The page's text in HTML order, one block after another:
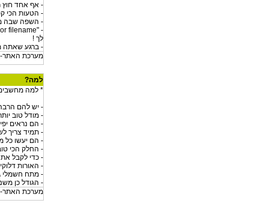
- אף אחד חוץ
- הטעות הכי
- השפה שבה
לך !
- ברגע שאתה
מערכת
למה?
* למה מחשבים
- יש להם
- מודל טוב
- הם נראים
- תמיד צריך
- הם יעשו כל
- החלק הכי
- כדי לקבל
- האורות
- מתח חשמלי
- הגודל כן
מערכת